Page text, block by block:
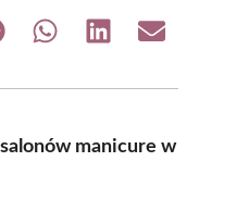
Share Share Share
manicure w